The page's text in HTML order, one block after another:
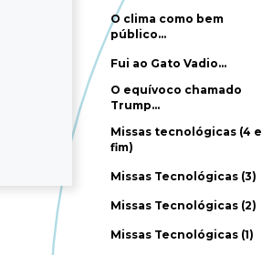
O clima como bem
público…
Fui ao Gato Vadio…
O equívoco chamado
Trump…
Missas tecnológicas (4 e
fim)
Missas Tecnológicas (3)
Missas Tecnológicas (2)
Missas Tecnológicas (1)